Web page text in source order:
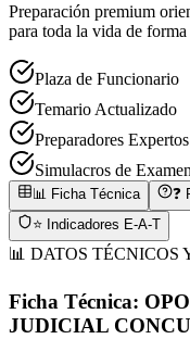
Preparación premium
para toda la vida de
Plaza de Funcionario
Temario Actualizado
Preparadores Expertos
Simulacros de Examen
📊 Ficha Técnica
❓
⭐ Indicadores E-A-T
📊 DATOS TÉCNICOS
Ficha Técnica:
JUDICIAL